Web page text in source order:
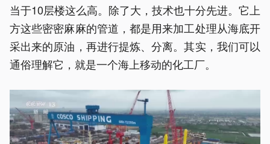
当于10层楼这么高。除了大，技术也十分先进。它上
方这些密密麻麻的管道，都是用来加工处理从海底开
采出来的原油，再进行提炼、分离。其实，我们可以
通俗理解它，就是一个海上移动的化工厂。